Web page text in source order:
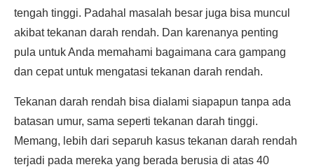
tengah tinggi. Padahal masalah besar juga bisa muncul
akibat tekanan darah rendah. Dan karenanya penting
pula untuk Anda memahami bagaimana cara gampang
dan cepat untuk mengatasi tekanan darah rendah.
Tekanan darah rendah bisa dialami siapapun tanpa ada
batasan umur, sama seperti tekanan darah tinggi.
Memang, lebih dari separuh kasus tekanan darah rendah
terjadi pada mereka yang berada berusia di atas 40